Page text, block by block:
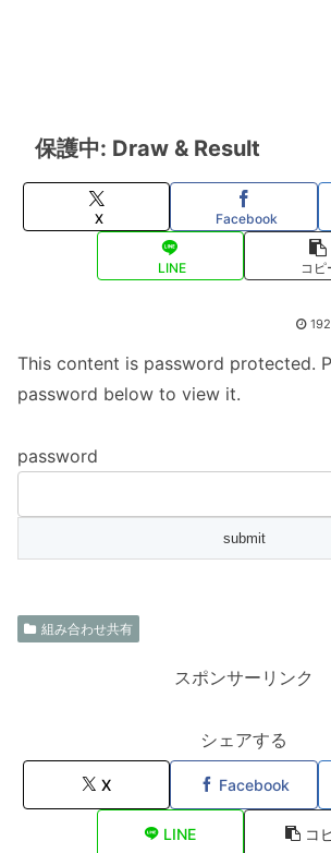
保護中: Draw & Result
X Facebook
LINE コピ
This content is password protected.
password below to view it.
password
組み合わせ共有
スポンサーリンク
シェアする
X Facebook
LINE コ